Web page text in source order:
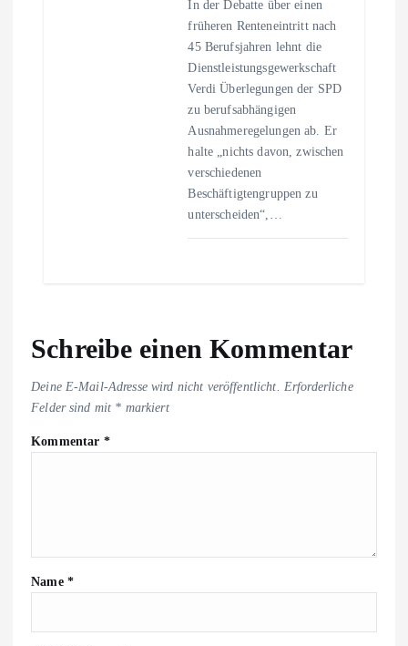
In der Debatte über einen
früheren Renteneintritt nach
45 Berufsjahren lehnt die
Dienstleistungsgewerkschaft
Verdi Überlegungen der SPD
zu berufsabhängigen
Ausnahmeregelungen ab. Er
halte „nichts davon, zwischen
verschiedenen
Beschäftigtengruppen zu
unterscheiden“,…
Schreibe einen Kommentar
Deine E-Mail-Adresse wird nicht veröffentlicht. Erforderliche
Felder sind mit * markiert
Kommentar *
Name *